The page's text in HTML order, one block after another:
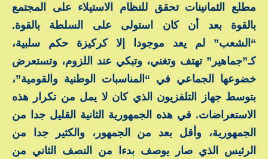
مطلع الثمانينات تحقق للنظام الاستيلاء على المجتمع
بالقوة بعد أن كان استولى على السلطة بالقوة.
“الشعب” لم يعد موجودا إلا كركيزة حكم سلبية،
كـ”جماهير” تهتف وتغني، وتبكي عند اللزوم، وتستعرض
خضوعها الجماعي في “المناسبات الوطنية والقومية”،
بتوسط جهاز التلفزيون الذي كان لا يمل من تكرار هذه
الاستعراضات. في هذه الجمهورية الثانية القليل جدا من
الجمهورية، وأقل بعد من الجمهور، والكثير جدا من
الرئيس الذي صار يوصف بدءا من النصف الثاني من